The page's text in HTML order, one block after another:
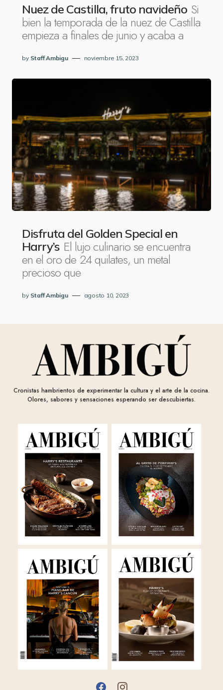
Nuez de Castilla, fruto navideño Si
bien la temporada de la nuez de Castilla
empieza a finales de junio y acaba a
by Staff Ambigu noviembre 15, 2023
Disfruta del Golden Special en
Harry’s El lujo culinario se encuentra
en el oro de 24 quilates, un metal
precioso que
by Staff Ambigu agosto 10, 2023
Cronistas hambrientos de experimentar la cultura y el arte de la cocina.
Olores, sabores y sensaciones esperando ser descubiertas.